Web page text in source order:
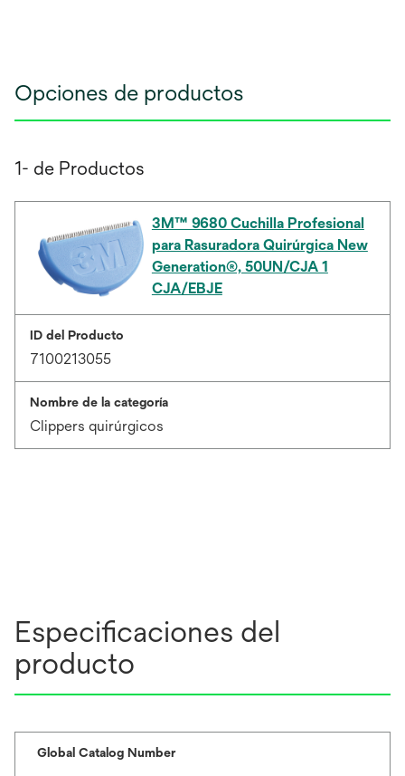
Opciones de productos
1- de Productos
3M™ 9680 Cuchilla Profesional
para Rasuradora Quirúrgica New
Generation®, 50UN/CJA 1
CJA/EBJE
ID del Producto
7100213055
Nombre de la categoría
Clippers quirúrgicos
Especificaciones del
producto
Global Catalog Number